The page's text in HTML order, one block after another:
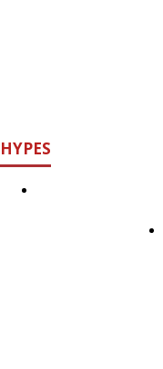
HYPES